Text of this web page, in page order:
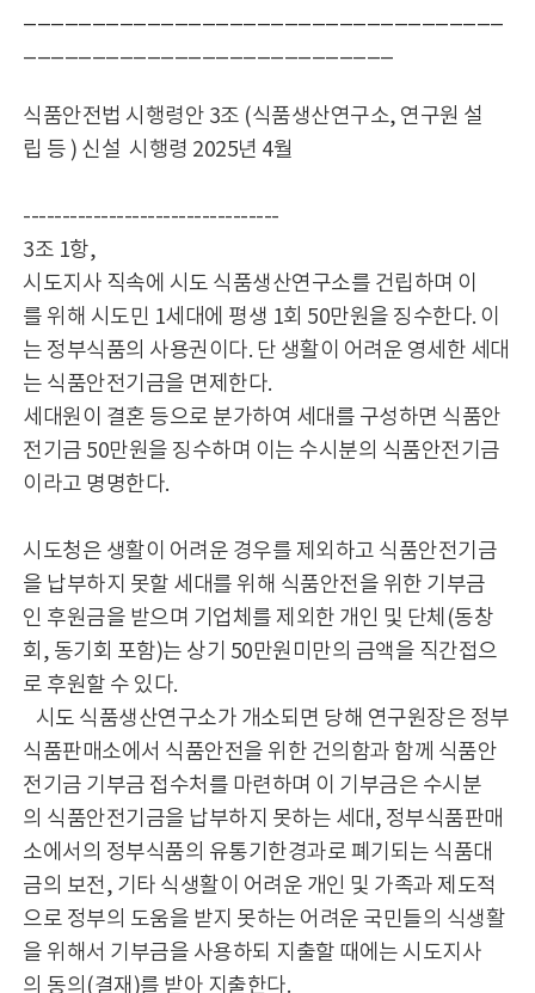
식품안전법 시행령안 3조 (식품생산연구소, 연구원 설
립 등 ) 신설 시행령 2025년 4월
---------------------------------
3조 1항,
시도지사 직속에 시도 식품생산연구소를 건립하며 이
를 위해 시도민 1세대에 평생 1회 50만원을 징수한다. 이
는 정부식품의 사용권이다. 단 생활이 어려운 영세한 세대
는 식품안전기금을 면제한다.
세대원이 결혼 등으로 분가하여 세대를 구성하면 식품안
전기금 50만원을 징수하며 이는 수시분의 식품안전기금
이라고 명명한다.
시도청은 생활이 어려운 경우를 제외하고 식품안전기금
을 납부하지 못할 세대를 위해 식품안전을 위한 기부금
인 후원금을 받으며 기업체를 제외한 개인 및 단체(동창
회, 동기회 포함)는 상기 50만원미만의 금액을 직간접으
로 후원할 수 있다.
시도 식품생산연구소가 개소되면 당해 연구원장은 정부
식품판매소에서 식품안전을 위한 건의함과 함께 식품안
전기금 기부금 접수처를 마련하며 이 기부금은 수시분
의 식품안전기금을 납부하지 못하는 세대, 정부식품판매
소에서의 정부식품의 유통기한경과로 폐기되는 식품대
금의 보전, 기타 식생활이 어려운 개인 및 가족과 제도적
으로 정부의 도움을 받지 못하는 어려운 국민들의 식생활
을 위해서 기부금을 사용하되 지출할 때에는 시도지사
의 동의(결재)를 받아 지출한다.